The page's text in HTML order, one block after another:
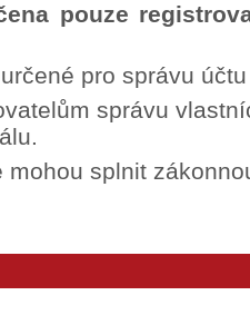
pouze
pro správu
správu
mohou splnit